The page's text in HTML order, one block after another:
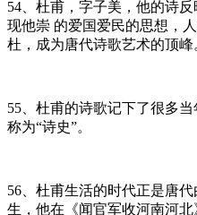
54、杜甫，字子美，他的诗
现他崇 的爱国爱民的思想，
杜，成为唐代诗歌艺术的顶峰
55、杜甫的诗歌记下了很多
称为“诗史”。
56、杜甫生活的时代正是唐
生，他在《闻官军收河南河北